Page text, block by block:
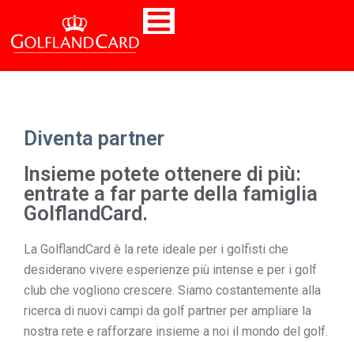
Diventa partner
Insieme potete ottenere di più:
entrate a far parte della famiglia
GolflandCard.
La GolflandCard è la rete ideale per i golfisti che
desiderano vivere esperienze più intense e per i golf
club che vogliono crescere. Siamo costantemente alla
ricerca di nuovi campi da golf partner per ampliare la
nostra rete e rafforzare insieme a noi il mondo del golf.